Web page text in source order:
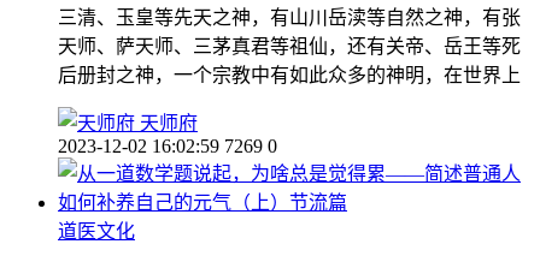
三清、玉皇等先天之神，有山川岳渎等自然之神，有张
天师、萨天师、三茅真君等祖仙，还有关帝、岳王等死
后册封之神，一个宗教中有如此众多的神明，在世界上
天师府
2023-12-02 16:02:59 7269 0
道医文化